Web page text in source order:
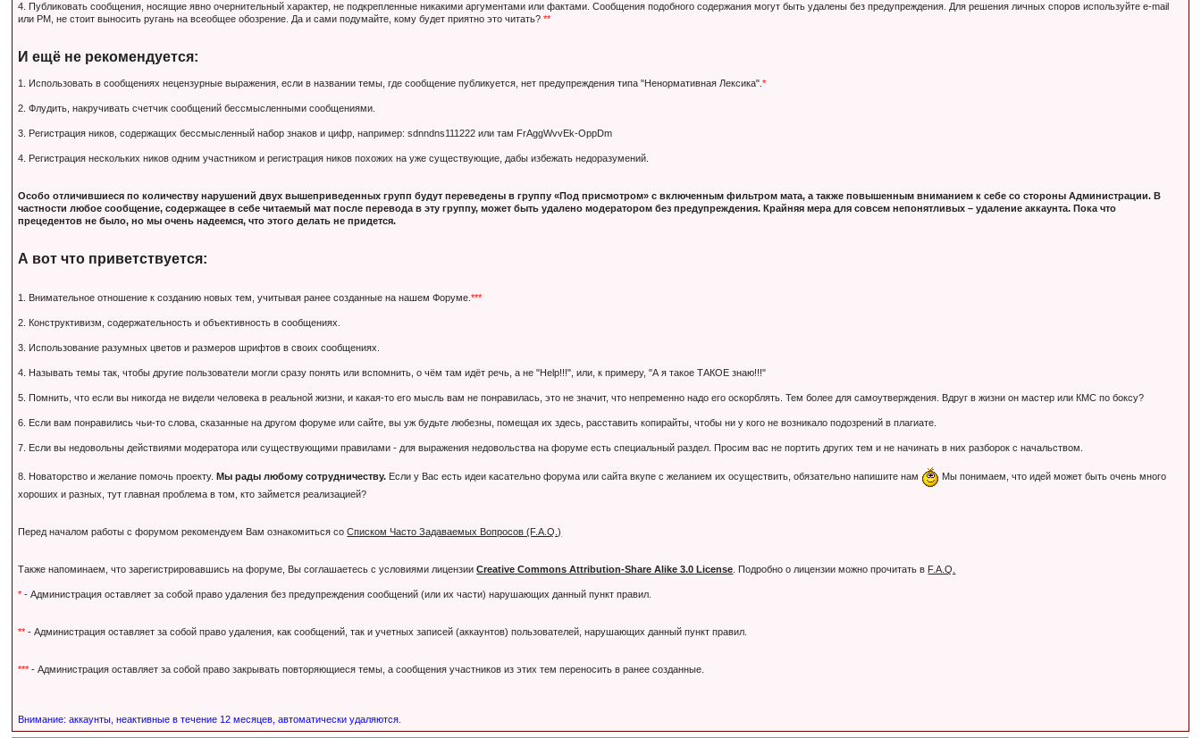
4. Публиковать сообщения, носящие явно очернительный характер, не подкрепленные никакими аргументами или фактами. Сообщения подобного содержания могут быть удалены без предупреждения. Для решения личных споров используйте e-mail
или PM, не стоит выносить ругань на всеобщее обозрение. Да и сами подумайте, кому будет приятно это читать?**
И ещё не рекомендуется:
1. Использовать в сообщениях нецензурные выражения, если в названии темы, где сообщение публикуется, нет предупреждения типа "Ненормативная Лексика".*
2. Флудить, накручивать счетчик сообщений бессмысленными сообщениями.
3. Регистрация ников, содержащих бессмысленный набор знаков и цифр, например: sdnndns111222 или там FrAggWvvEk-OppDm
4. Регистрация нескольких ников одним участником и регистрация ников похожих на уже существующие, дабы избежать недоразумений.
Особо отличившиеся по количеству нарушений двух вышеприведенных групп будут переведены в группу «Под присмотром» с включенным фильтром мата, а также повышенным вниманием к себе со стороны Администрации. В
частности любое сообщение, содержащее в себе читаемый мат после перевода в эту группу, может быть удалено модератором без предупреждения. Крайняя мера для совсем непонятливых – удаление аккаунта. Пока что
прецедентов не было, но мы очень надеемся, что этого делать не придется.
А вот что приветствуется:
1. Внимательное отношение к созданию новых тем, учитывая ранее созданные на нашем Форуме.***
2. Конструктивизм, содержательность и объективность в сообщениях.
3. Использование разумных цветов и размеров шрифтов в своих сообщениях.
4. Называть темы так, чтобы другие пользователи могли сразу понять или вспомнить, о чём там идёт речь, а не "Help!!!", или, к примеру, "А я такое ТАКОЕ знаю!!!"
5. Помнить, что если вы никогда не видели человека в реальной жизни, и какая-то его мысль вам не понравилась, это не значит, что непременно надо его оскорблять. Тем более для самоутверждения. Вдруг в жизни он мастер или КМС по боксу?
6. Если вам понравились чьи-то слова, сказанные на другом форуме или сайте, вы уж будьте любезны, помещая их здесь, расставить копирайты, чтобы ни у кого не возникало подозрений в плагиате.
7. Если вы недовольны действиями модератора или существующими правилами - для выражения недовольства на форуме есть специальный раздел. Просим вас не портить других тем и не начинать в них разборок с начальством.
8. Новаторство и желание помочь проекту.Мы рады любому сотрудничеству. Если у Вас есть идеи касательно форума или сайта вкупе с желанием их осуществить, обязательно напишите нам
Мы понимаем, что идей может быть очень много
хороших и разных, тут главная проблема в том, кто займется реализацией?
Перед началом работы с форумом рекомендуем Вам ознакомиться соСписком Часто Задаваемых Вопросов (F.A.Q.)
Также напоминаем, что зарегистрировавшись на форуме, Вы соглашаетесь с условиями лицензииCreative Commons Attribution-Share Alike 3.0 License . Подробно о лицензии можно прочитать в F.A.Q.
* - Администрация оставляет за собой право удаления без предупреждения сообщений (или их части) нарушающих данный пункт правил.
** - Администрация оставляет за собой право удаления, как сообщений, так и учетных записей (аккаунтов) пользователей, нарушающих данный пункт правил.
*** - Администрация оставляет за собой право закрывать повторяющиеся темы, а сообщения участников из этих тем переносить в ранее созданные.
Внимание: аккаунты, неактивные в течение 12 месяцев, автоматически удаляются.